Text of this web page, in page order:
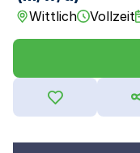
Wittlich Vollzeit